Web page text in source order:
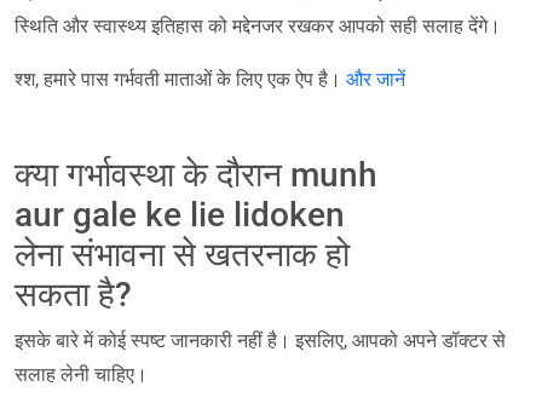
स्थिति और स्वास्थ्य इतिहास को मद्देनजर रखकर आपको सही सलाह देंगे।
श्श, हमारे पास गर्भवती माताओं के लिए एक ऐप है। और जानें
क्या गर्भावस्था के दौरान munh
aur gale ke lie lidoken
लेना संभावना से खतरनाक हो
सकता है?
इसके बारे में कोई स्पष्ट जानकारी नहीं है। इसलिए, आपको अपने डॉक्टर से
सलाह लेनी चाहिए।